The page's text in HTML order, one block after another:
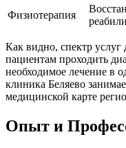
Физиотерапия
Как видно, спектр услуг
пациентам проходить
необходимое лечение в
клиника Беляево
медицинской карте
Опыт и